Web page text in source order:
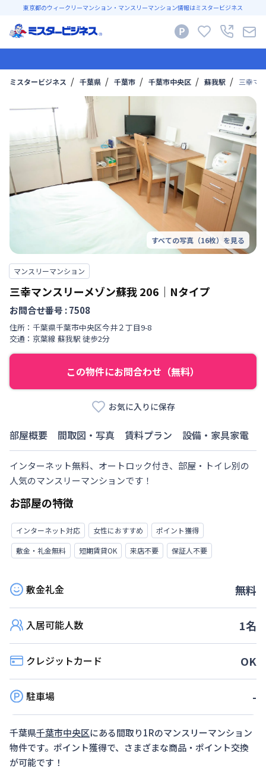
東京都のウィークリーマンション・マンスリーマンション情報はミスタービジネス
ミスタービジネス 千葉県 千葉市 千葉市中央区 蘇我駅 三幸マ
すべての写真（16枚）を見る
マンスリーマンション
三幸マンスリーメゾン蘇我206 ｜ Nタイプ
お問合せ番号 :7508
住所： 千葉県千葉市中央区今井２丁目9-8
交通： 京葉線 蘇我駅 徒歩2分
この物件にお問合わせ（無料）
お気に入りに保存
部屋概要 間取図・写真 賃料プラン 設備・家具家電
インターネット無料、オートロック付き、部屋・トイレ別の
人気のマンスリーマンションです！
お部屋の特徴
インターネット対応 女性におすすめ
ポイント獲得
敷金・礼金無料
短期賃貸OK 来店不要 保証人不要
敷金礼金 無料
入居可能人数 1名
クレジットカード OK
駐車場 -
千葉県千葉市中央区にある間取り1Rのマンスリーマンション
物件です。ポイント獲得で、さまざまな商品・ポイント交換
が可能です！